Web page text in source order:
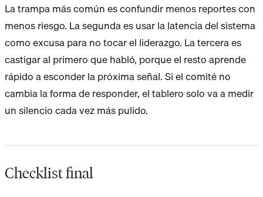
La trampa más común es confundir menos reportes con
menos riesgo. La segunda es usar la latencia del sistema
como excusa para no tocar el liderazgo. La tercera es
castigar al primero que habló, porque el resto aprende
rápido a esconder la próxima señal. Si el comité no
cambia la forma de responder, el tablero solo va a medir
un silencio cada vez más pulido.
Checklist final